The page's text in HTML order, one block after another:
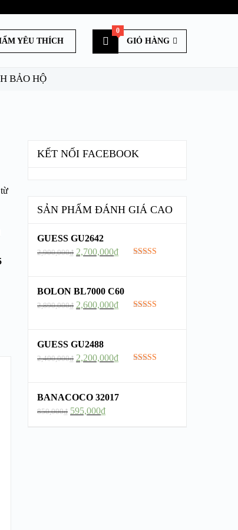
YÊU THÍCH GIỎ HÀNG
0
BẢO HỘ
KẾT NỐI FACEBOOK
SẢN PHẨM ĐÁNH GIÁ CAO
GUESS GU2642
2,900,000₫ 2,700,000₫
BOLON BL7000 C60
2,890,000₫ 2,600,000₫
GUESS GU2488
2,400,000₫ 2,200,000₫
BANACOCO 32017
850,000₫ 595,000₫